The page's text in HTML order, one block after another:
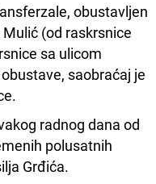
obustavljen
(od raskrsnice
sa ulicom
saobraćaj je
radnog dana od
polusatnih
Grđića.